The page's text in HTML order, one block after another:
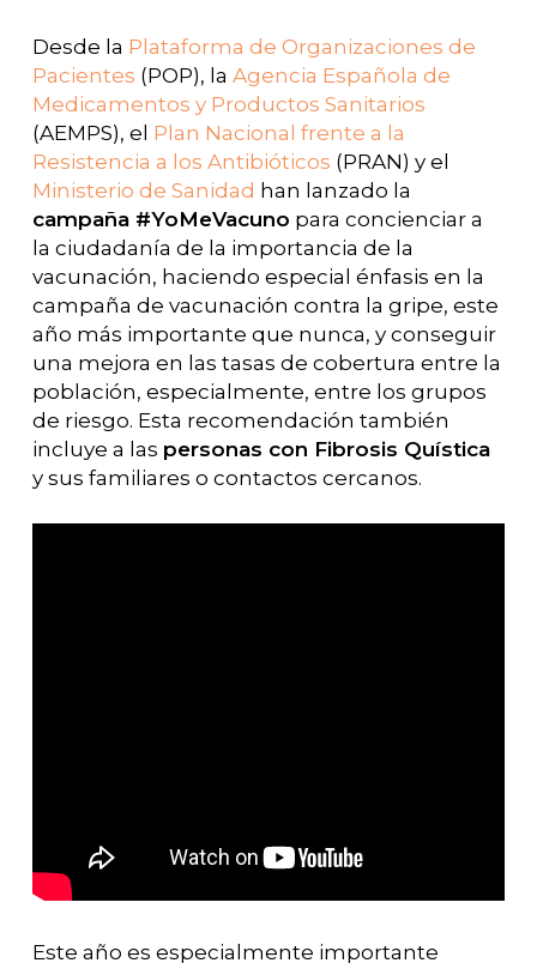
Desde la Plataforma de Organizaciones de
Pacientes (POP), la Agencia Española de
Medicamentos y Productos Sanitarios
(AEMPS), el Plan Nacional frente a la
Resistencia a los Antibióticos (PRAN) y el
Ministerio de Sanidad han lanzado la
campaña #YoMeVacuno para concienciar a
la ciudadanía de la importancia de la
vacunación, haciendo especial énfasis en la
campaña de vacunación contra la gripe, este
año más importante que nunca, y conseguir
una mejora en las tasas de cobertura entre la
población, especialmente, entre los grupos
de riesgo. Esta recomendación también
incluye a las personas con Fibrosis Quística
y sus familiares o contactos cercanos.
Este año es especialmente importante